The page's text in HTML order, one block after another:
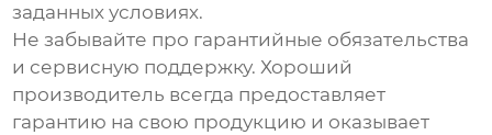
заданных условиях.
Не забывайте про гарантийные обязательства
и сервисную поддержку. Хороший
производитель всегда предоставляет
гарантию на свою продукцию и оказывает